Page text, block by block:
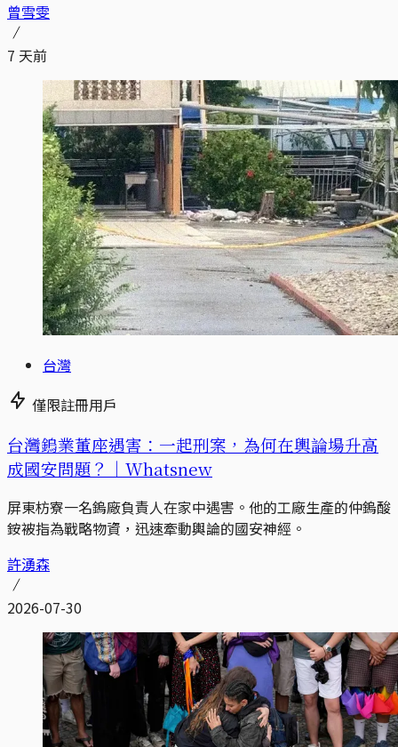
曾雪雯
7 天前
台灣
僅限註冊用戶
台灣鎢業董座遇害：一起刑案，為何在輿論場升高
成國安問題？｜Whatsnew
屏東枋寮一名鎢廠負責人在家中遇害。他的工廠生產的仲鎢酸
銨被指為戰略物資，迅速牽動輿論的國安神經。
許湧森
2026-07-30